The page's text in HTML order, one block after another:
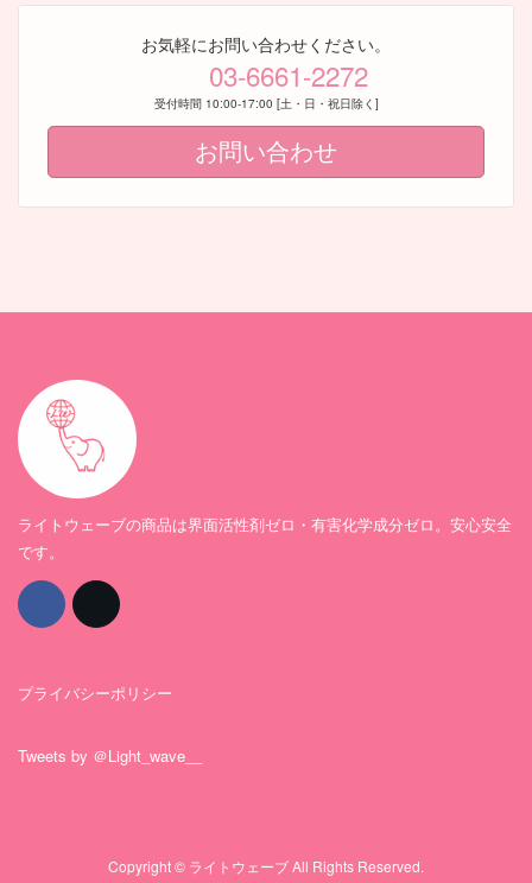
お気軽にお問い合わせください。
03-6661-2272
受付時間 10:00-17:00 [土・日・祝日除く]
お問い合わせ
ライトウェーブの商品は界面活性剤ゼロ・有害化学成分ゼロ。安心安全
です。
プライバシーポリシー
Tweets by ＠Light_wave__
Copyright © ライトウェーブ All Rights Reserved.